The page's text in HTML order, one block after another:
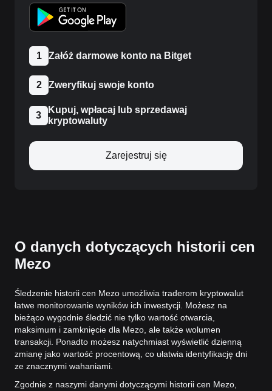
1 Załóż darmowe konto na Bitget
2 Zweryfikuj swoje konto
3
Kupuj, wpłacaj lub sprzedawaj
kryptowaluty
Zarejestruj się
O danych dotyczących historii cen
Mezo
Śledzenie historii cen Mezo umożliwia traderom kryptowalut
łatwe monitorowanie wyników ich inwestycji. Możesz na
bieżąco wygodnie śledzić nie tylko wartość otwarcia,
maksimum i zamknięcie dla Mezo, ale także wolumen
transakcji. Ponadto możesz natychmiast wyświetlić dzienną
zmianę jako wartość procentową, co ułatwia identyfikację dni
ze znacznymi wahaniami.
Zgodnie z naszymi danymi dotyczącymi historii cen Mezo,